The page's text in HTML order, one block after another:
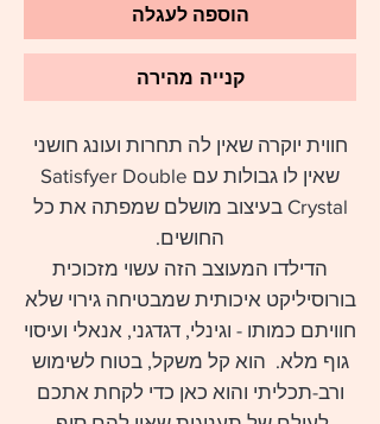
הוספה לעגלה
קנייה מהירה
חווית יוקרה שאין לה תחרות ועונג חושני
שאין לו גבולות עם Satisfyer Double
Crystal בעיצוב מושלם שמפתה את כל
החושים.
הדילדו המעוצב הזה עשוי מזכוכית
בורוסיליקט איכותית שמבטיחה גירוי שלא
חוויתם כמותו - וגינלי, דגדגני, אנאלי ועיסוי
גוף מלא. הוא קל משקל, בטוח לשימוש
ורב-תכליתי והוא כאן כדי לקחת אתכם